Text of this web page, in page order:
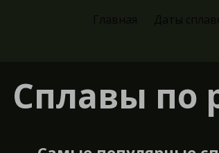
Главная Даты
Сплавы по